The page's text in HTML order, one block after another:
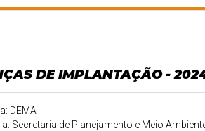
DE IMPLANTAÇÃO -
DEMA
Secretaria de Planejamento e Meio